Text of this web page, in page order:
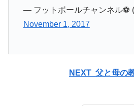
— フットボールチャンネル⚽️
November 1, 2017
NEXT 父と母の